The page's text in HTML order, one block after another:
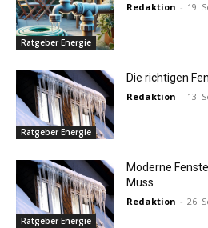
Ratgeber Energie
Redaktion - 19.
Ratgeber Energie
Die richtigen
Redaktion - 13.
Ratgeber Energie
Moderne
Muss
Redaktion - 26.